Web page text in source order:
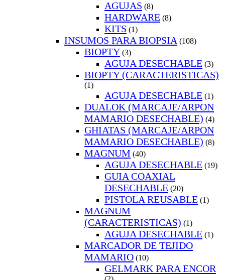
AGUJAS (8)
HARDWARE (8)
KITS (1)
INSUMOS PARA BIOPSIA (108)
BIOPTY (3)
AGUJA DESECHABLE (3)
BIOPTY (CARACTERISTICAS)
(1)
AGUJA DESECHABLE (1)
DUALOK (MARCAJE/ARPON
MAMARIO DESECHABLE) (4)
GHIATAS (MARCAJE/ARPON
MAMARIO DESECHABLE) (8)
MAGNUM (40)
AGUJA DESECHABLE (19)
GUIA COAXIAL
DESECHABLE (20)
PISTOLA REUSABLE (1)
MAGNUM
(CARACTERISTICAS) (1)
AGUJA DESECHABLE (1)
MARCADOR DE TEJIDO
MAMARIO (10)
GELMARK PARA ENCOR